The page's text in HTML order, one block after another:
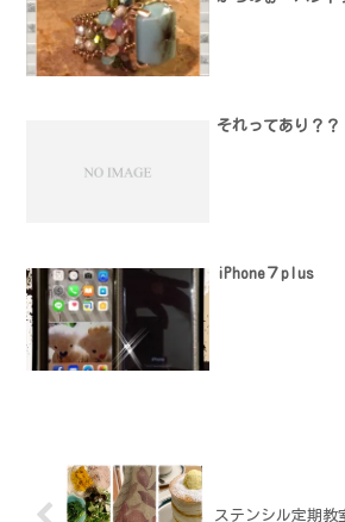
それってあり？？
iPhone７plus
ステンシル定期教